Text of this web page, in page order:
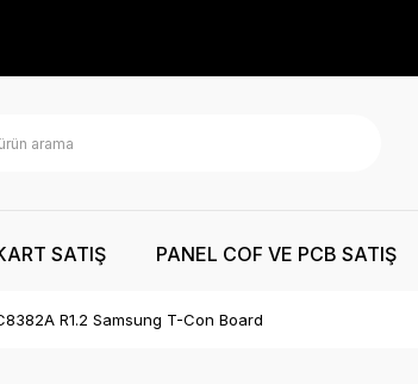
SATIŞ PANEL COF VE PCB SATIŞ
R1.2 Samsung T-Con Board